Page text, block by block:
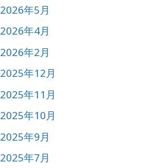
2026年5月
2026年4月
2026年2月
2025年12月
2025年11月
2025年10月
2025年9月
2025年7月